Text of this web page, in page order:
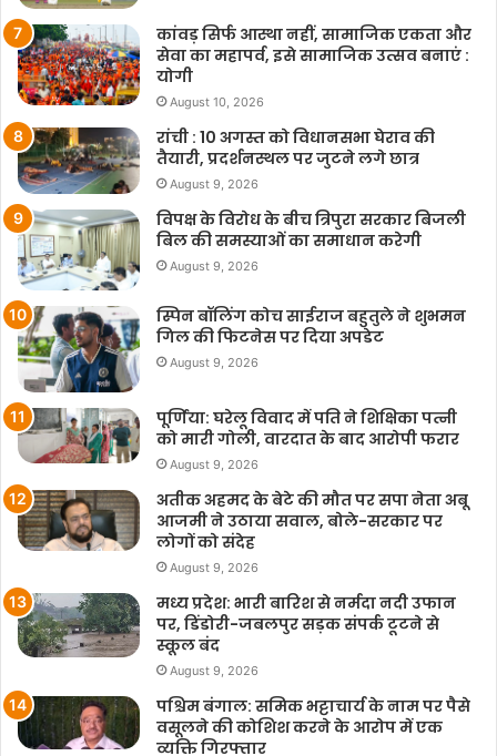
कांवड़ सिर्फ आस्था नहीं, सामाजिक एकता और
सेवा का महापर्व, इसे सामाजिक उत्सव बनाएं :
योगी
August 10, 2026
रांची : 10 अगस्त को विधानसभा घेराव की
तैयारी, प्रदर्शनस्थल पर जुटने लगे छात्र
August 9, 2026
विपक्ष के विरोध के बीच त्रिपुरा सरकार बिजली
बिल की समस्याओं का समाधान करेगी
August 9, 2026
स्पिन बॉलिंग कोच साईराज बहुतुले ने शुभमन
गिल की फिटनेस पर दिया अपडेट
August 9, 2026
पूर्णिया: घरेलू विवाद में पति ने शिक्षिका पत्नी
को मारी गोली, वारदात के बाद आरोपी फरार
August 9, 2026
अतीक अहमद के बेटे की मौत पर सपा नेता अबू
आजमी ने उठाया सवाल, बोले-सरकार पर
लोगों को संदेह
August 9, 2026
मध्य प्रदेश: भारी बारिश से नर्मदा नदी उफान
पर, डिंडोरी-जबलपुर सड़क संपर्क टूटने से
स्कूल बंद
August 9, 2026
पश्चिम बंगाल: समिक भट्टाचार्य के नाम पर पैसे
वसूलने की कोशिश करने के आरोप में एक
व्यक्ति गिरफ्तार